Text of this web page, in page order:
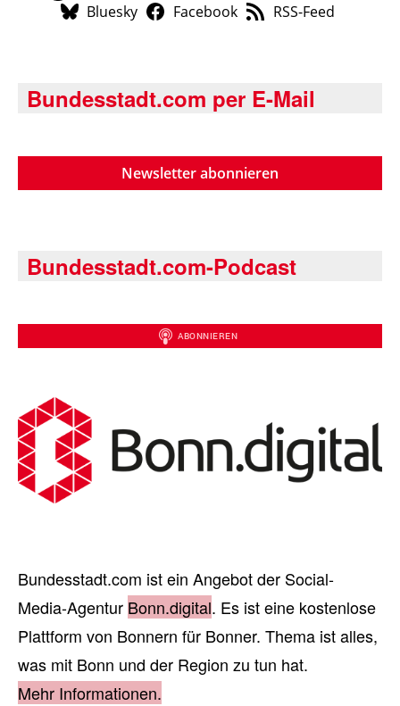
Bluesky
Facebook RSS-Feed
Bundesstadt.com per E-Mail
Newsletter abonnieren
Bundesstadt.com-Podcast
Bundesstadt.com ist ein Angebot der Social-
Media-Agentur Bonn.digital. Es ist eine kostenlose
Plattform von Bonnern für Bonner. Thema ist alles,
was mit Bonn und der Region zu tun hat.
Mehr Informationen.